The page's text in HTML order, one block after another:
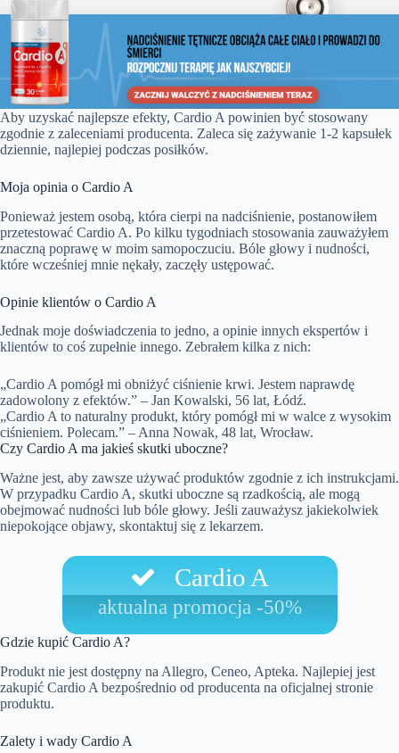
Aby uzyskać najlepsze efekty, Cardio A powinien być stosowany
zgodnie z zaleceniami producenta. Zaleca się zażywanie 1-2 kapsułek
dziennie, najlepiej podczas posiłków.
Moja opinia o Cardio A
Ponieważ jestem osobą, która cierpi na nadciśnienie, postanowiłem
przetestować Cardio A. Po kilku tygodniach stosowania zauważyłem
znaczną poprawę w moim samopoczuciu. Bóle głowy i nudności,
które wcześniej mnie nękały, zaczęły ustępować.
Opinie klientów o Cardio A
Jednak moje doświadczenia to jedno, a opinie innych ekspertów i
klientów to coś zupełnie innego. Zebrałem kilka z nich:
„Cardio A pomógł mi obniżyć ciśnienie krwi. Jestem naprawdę
zadowolony z efektów.” – Jan Kowalski, 56 lat, Łódź.
„Cardio A to naturalny produkt, który pomógł mi w walce z wysokim
ciśnieniem. Polecam.” – Anna Nowak, 48 lat, Wrocław.
Czy Cardio A ma jakieś skutki uboczne?
Ważne jest, aby zawsze używać produktów zgodnie z ich instrukcjami.
W przypadku Cardio A, skutki uboczne są rzadkością, ale mogą
obejmować nudności lub bóle głowy. Jeśli zauważysz jakiekolwiek
niepokojące objawy, skontaktuj się z lekarzem.
Cardio A
aktualna promocja -50%
Gdzie kupić Cardio A?
Produkt nie jest dostępny na Allegro, Ceneo, Apteka. Najlepiej jest
zakupić Cardio A bezpośrednio od producenta na oficjalnej stronie
produktu.
Zalety i wady Cardio A